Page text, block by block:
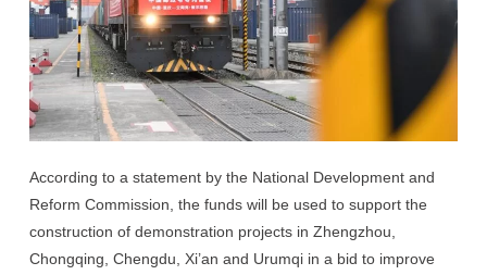
According to a statement by the National Development and
Reform Commission, the funds will be used to support the
construction of demonstration projects in Zhengzhou,
Chongqing, Chengdu, Xi’an and Urumqi in a bid to improve